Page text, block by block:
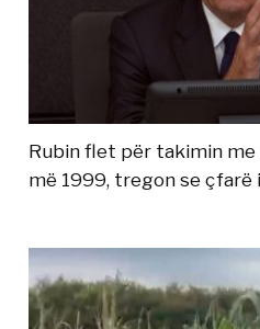
Rubin flet për takimin me
më 1999, tregon se